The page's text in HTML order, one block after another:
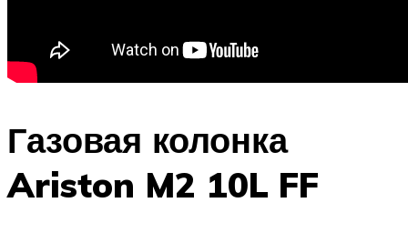
Газовая колонка
Ariston M2 10L FF